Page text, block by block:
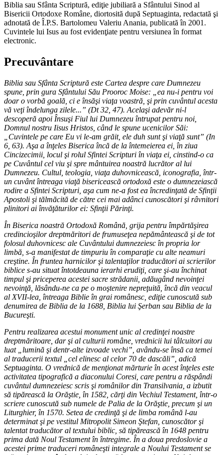
Biblia sau Sfânta Scriptură, ediţie jubiliară a Sfântului Sinod al
Bisericii Ortodoxe Române, diortosită după Septuaginta, redactată şi
adnotată de Î.P.S. Bartolomeu Valeriu Anania, publicată în 2001.
Cuvintele lui Isus au fost evidenţiate pentru versiunea în format
electronic.
Precuvântare
Biblia sau Sfânta Scriptură este Cartea despre care Dumnezeu
spune, prin gura Sfântului Său Prooroc Moise: „ea nu-i pentru voi
doar o vorbă goală, ci e însăşi viaţa voastră, şi prin cuvântul acesta
vă veţi îndelunga zilele...” (Dt 32, 47). Acelaşi adevăr ni-l
descoperă apoi Însuşi Fiul lui Dumnezeu întrupat pentru noi,
Domnul nostru Iisus Hristos, când le spune ucenicilor Săi:
„Cuvintele pe care Eu vi le-am grăit, ele duh sunt şi viaţă sunt” (In
6, 63). Aşa a înţeles Biserica încă de la întemeierea ei, în ziua
Cincizecimii, locul şi rolul Sfintei Scripturi în viaţa ei, cinstind-o ca
pe Cuvântul cel viu şi spre mântuirea noastră lucrător al lui
Dumnezeu. Cultul, teologia, viaţa duhovnicească, iconografia, într-
un cuvânt întreaga viaţă bisericească ortodoxă este o dumnezeiască
rodire a Sfintei Scripturi, aşa cum ne-a fost ea încredinţată de Sfinţii
Apostoli şi tălmăcită de către cei mai adânci cunoscători şi râvnitori
plinitori ai învăţăturilor ei: Sfinţii Părinţi.
În Biserica noastră Ortodoxă Română, grija pentru împărtăşirea
credincioşilor dreptmăritori de frumuseţea nepământească şi de tot
folosul duhovnicesc ale Cuvântului dumnezeiesc în propria lor
limbă, s-a manifestat de timpuriu în comparaţie cu alte neamuri
creştine. În fruntea harnicilor şi talentaţilor traducători ai scrierilor
biblice s-au situat întotdeauna ierarhi erudiţi, care şi-au închinat
timpul şi priceperea acestei sacre strădanii, adăugând nevoinţei
nevoinţă, lăsându-ne ca pe o moştenire nepreţuită, încă din veacul
al XVII-lea, întreaga Biblie în grai românesc, ediţie cunoscută sub
denumirea de Biblia de la 1688, Biblia lui Şerban sau Biblia de la
Bucureşti.
Pentru realizarea acestui monument unic al credinţei noastre
dreptmăritoare, dar şi al culturii române, vrednicii lui tâlcuitori au
luat „lumină şi dentr-alte izvoade vechi”, avându-se însă ca temei
al traducerii textul „cel elinesc al celor 70 de dascăli”, adică
Septuaginta. O vrednică de menţionat mărturie în acest înţeles este
activitatea tipografică a diaconului Coresi, care pentru a răspândi
cuvântul dumnezeiesc scris şi românilor din Transilvania, a izbutit
să tipărească la Orăştie, în 1582, cărţi din Vechiul Testament, într-o
scriere cunoscută sub numele de Palia de la Orăştie, precum şi un
Liturghier, în 1570. Setea de credinţă şi de limba română l-au
determinat şi pe vestitul Mitropolit Simeon Ştefan, cunoscător şi
talentat traducător al textului biblic, să tipărească în 1648 pentru
prima dată Noul Testament în întregime. În a doua predoslovie a
acestei prime traduceri româneşti integrale a Noului Testament se